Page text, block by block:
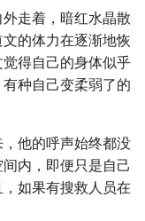
走着，暗红水晶散
的体力在逐渐地恢
得自己的身体似乎
种自己变柔弱了的
他的呼声始终都没
内，即便只是自己
如果有搜救人员在